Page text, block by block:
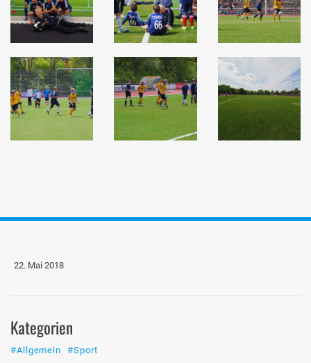
22. Mai 2018
Kategorien
#Allgemein #Sport